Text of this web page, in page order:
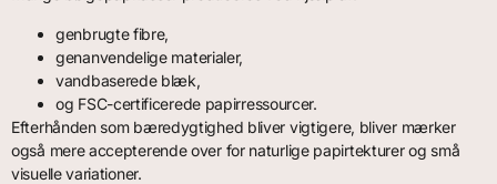
genbrugte fibre,
genanvendelige materialer,
vandbaserede blæk,
og FSC-certificerede papirressourcer.
Efterhånden som bæredygtighed bliver vigtigere, bliver mærker
også mere accepterende over for naturlige papirtekturer og små
visuelle variationer.